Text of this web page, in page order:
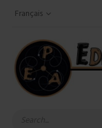
Français